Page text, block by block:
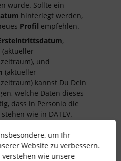
würde. Sollte ein
hinterlegt werden,
Profil empfehlen.
,
(aktueller
und
(aktueller
kannst Du Dein
welche Daten dieses
dass in Personio die
wie in DATEV.
eine schöne Restwoche. ☀️
um Ihr
Website zu verbessern.
wie unsere